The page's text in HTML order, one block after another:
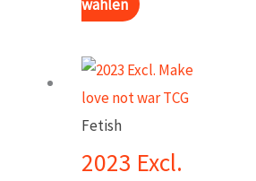
wählen
weist
Die
Fetish
2023 Excl.